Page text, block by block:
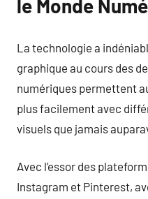
le Monde
La technologie a
graphique au cours des
numériques permettent
plus facilement avec
visuels que jamais
Avec l’essor des
Instagram et Pinterest,